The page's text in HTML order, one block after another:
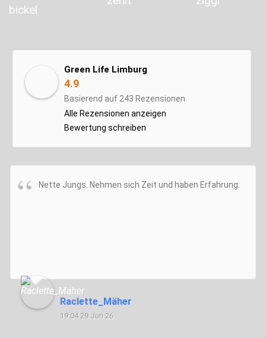
Green Life Limburg
4.9
Basierend auf 243 Rezensionen
Alle Rezensionen anzeigen
Bewertung schreiben
Nette Jungs. Nehmen sich Zeit und haben Erfahrung.
Raclette_Mäher
19:04 29 Jun 26